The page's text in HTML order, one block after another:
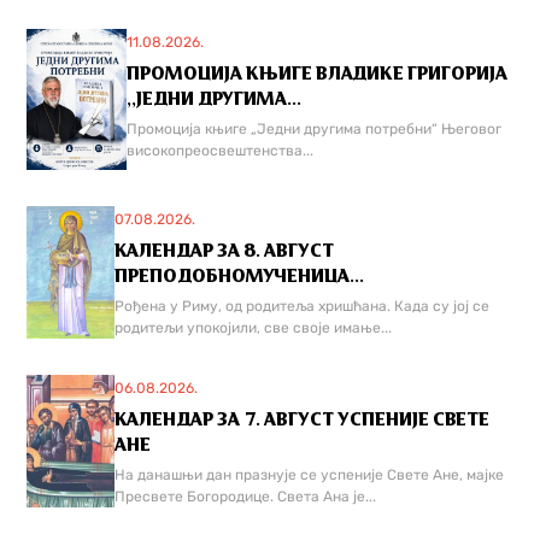
11.08.2026.
ПРОМОЦИЈА КЊИГЕ ВЛАДИКЕ ГРИГОРИЈА
,,ЈЕДНИ ДРУГИМА...
Промоција књиге „Једни другима потребни“ Његовог
високопреосвештенства...
07.08.2026.
КАЛЕНДАР ЗА 8. АВГУСТ
ПРЕПОДОБНОМУЧЕНИЦА...
Рођена у Риму, од родитеља хришћана. Када су јој се
родитељи упокојили, све своје имање...
06.08.2026.
КАЛЕНДАР ЗА 7. АВГУСТ УСПЕНИЈЕ СВЕТЕ
АНЕ
На данашњи дан празнује се успеније Свете Ане, мајке
Пресвете Богородице. Света Ана је...